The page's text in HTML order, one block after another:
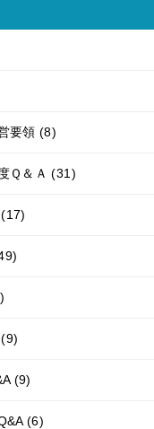
要領 (8)
Ｑ＆Ａ (31)
(9)
(6)